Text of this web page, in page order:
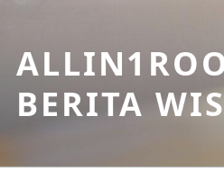
BERITA